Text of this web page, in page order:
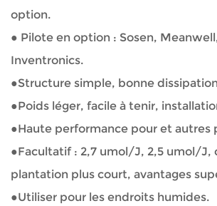
option.
● Pilote en option : Sosen,
Inventronics.
●Structure simple, bonne
●Poids léger, facile à tenir,
●Haute performance pour et autres
●Facultatif : 2,7 umol/J, 2,5 umol/J,
plantation plus court, avantages
●Utiliser pour les endroits humides.